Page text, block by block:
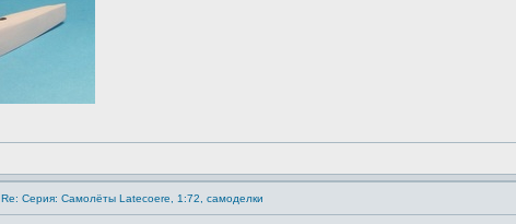
Re: Серия: Самолёты Latecoere, 1:72, самоделки